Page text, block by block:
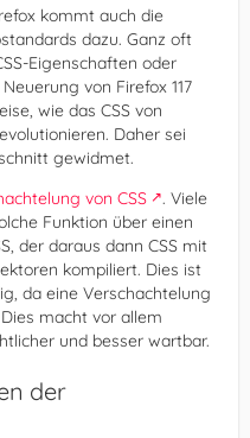
kommt auch die
dazu. Ganz oft
Eigenschaften oder
von Firefox 117
wie das CSS von
Daher sei
gewidmet.
von CSS
. Viele
Funktion über einen
der daraus dann CSS mit
kompiliert. Dies ist
da eine Verschachtelung
macht vor allem
und besser wartbar.
der